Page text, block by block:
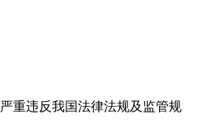
重违反我国法律法规及监管规